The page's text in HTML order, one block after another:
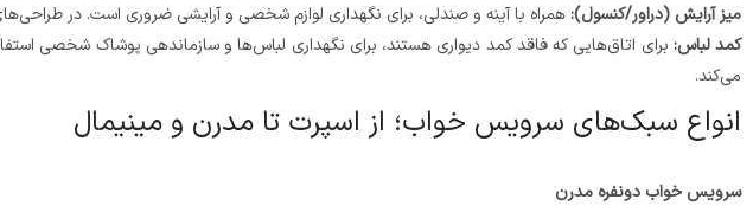
میز آرایش (دراور/کنسول):همراه با آینه و صندلی، برای نگهداری لوازم شخصی و آرایشی ضروری است. در
کمد لباس: برای اتاق‌هایی که فاقد کمد دیواری هستند، برای نگهداری لباس‌ها و سازماندهی پوشاک شخصی
می‌کند.
انواع سبک‌های سرویس خواب؛ از اسپرت تا مدرن و مینیمال
سرویس خواب دونفره مدرن